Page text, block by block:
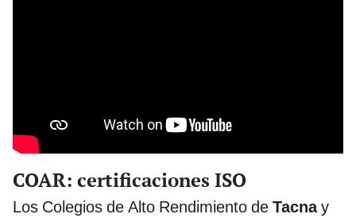
COAR: certificaciones ISO
Los Colegios de Alto Rendimiento de Tacnay